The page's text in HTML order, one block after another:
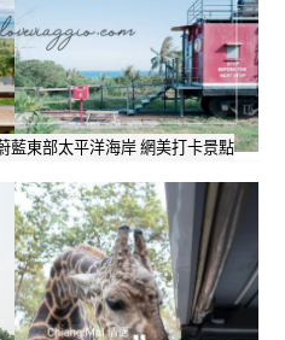
藍東部太平洋海岸 網美打卡景點